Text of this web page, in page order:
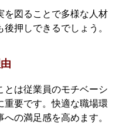
を図ることで多様な人材
押しできるでしょう。
とは従業員のモチベーシ
重要です。快適な職場環
の満足感を高めます。